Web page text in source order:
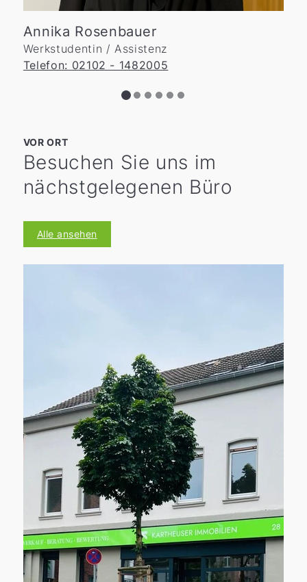
Annika Rosenbauer
Werkstudentin / Assistenz
Telefon: 02102 - 1482005
VOR ORT
Besuchen Sie uns im
nächstgelegenen Büro
Alle ansehen